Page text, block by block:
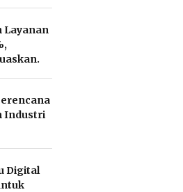
Layanan
Industri
Digital